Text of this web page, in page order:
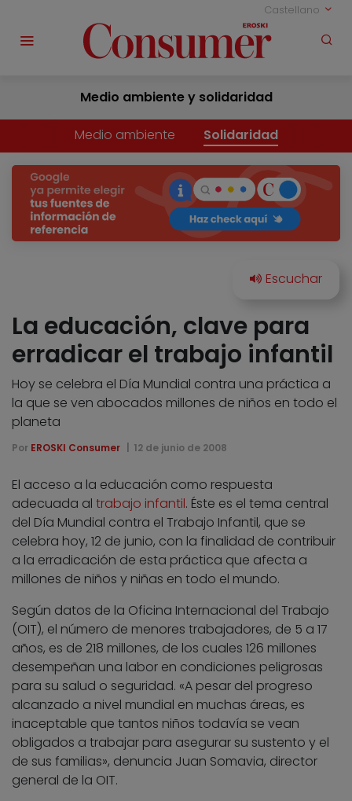
Castellano
Medio ambiente y solidaridad
Medio ambiente Solidaridad
La educación, clave para
erradicar el trabajo infantil
Hoy se celebra el Día Mundial contra una práctica a
la que se ven abocados millones de niños en todo el
planeta
Por EROSKI Consumer 12 de junio de 2008
El acceso a la educación como respuesta
adecuada al trabajo infantil. Éste es el tema central
del Día Mundial contra el Trabajo Infantil, que se
celebra hoy, 12 de junio, con la finalidad de contribuir
a la erradicación de esta práctica que afecta a
millones de niños y niñas en todo el mundo.
Según datos de la Oficina Internacional del Trabajo
(OIT), el número de menores trabajadores, de 5 a 17
años, es de 218 millones, de los cuales 126 millones
desempeñan una labor en condiciones peligrosas
para su salud o seguridad. «A pesar del progreso
alcanzado a nivel mundial en muchas áreas, es
inaceptable que tantos niños todavía se vean
obligados a trabajar para asegurar su sustento y el
de sus familias», denuncia Juan Somavia, director
general de la OIT.